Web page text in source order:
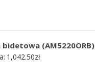
bidetowa (AM5220ORB)
1,042.50zł